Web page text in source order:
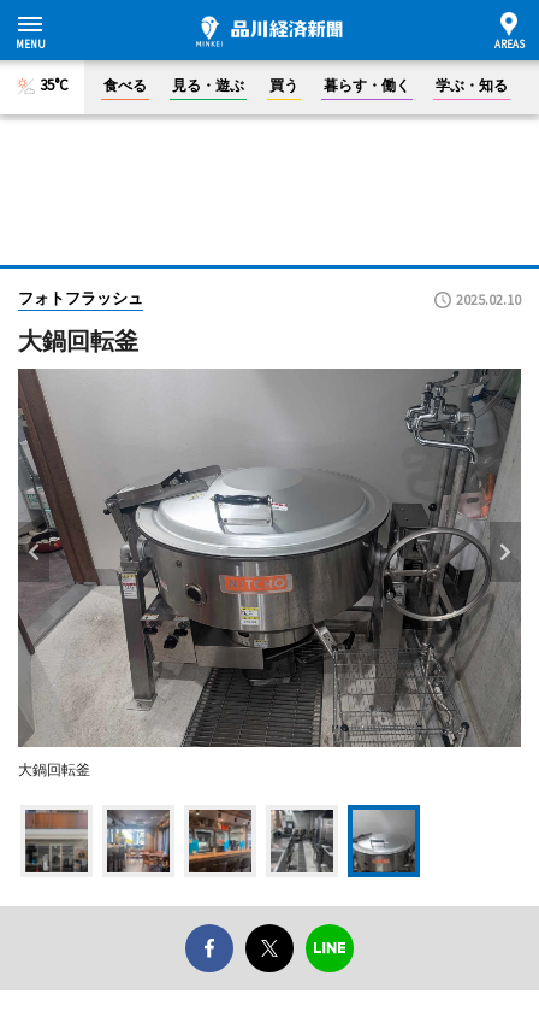
35°C 食べる 見る・遊ぶ 買う 暮らす・働く 学ぶ・知る
フォトフラッシュ 2025.02.10
大鍋回転釜
大鍋回転釜